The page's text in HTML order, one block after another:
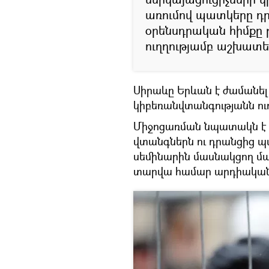
առումով պատկերը
օրենսդրական հիմքը
ուղղությամբ
Սիրաևը Երևան է ժամանել
կիբեռանվտանգությանն
Միջոցառման նպատակն է
վտանգներն ու դրանցից
սեմինարին մասնակցող
տարվա համար արդիական